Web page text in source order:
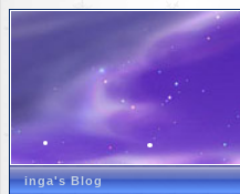
inga's Blog